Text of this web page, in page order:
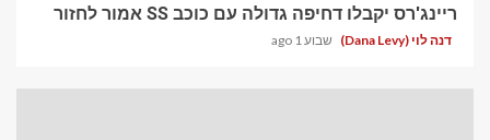
ריינג'רס יקבלו דחיפה גדולה עם כוכב SS אמור לחזור
דנה לוי (Dana Levy) שבוע 1 ago